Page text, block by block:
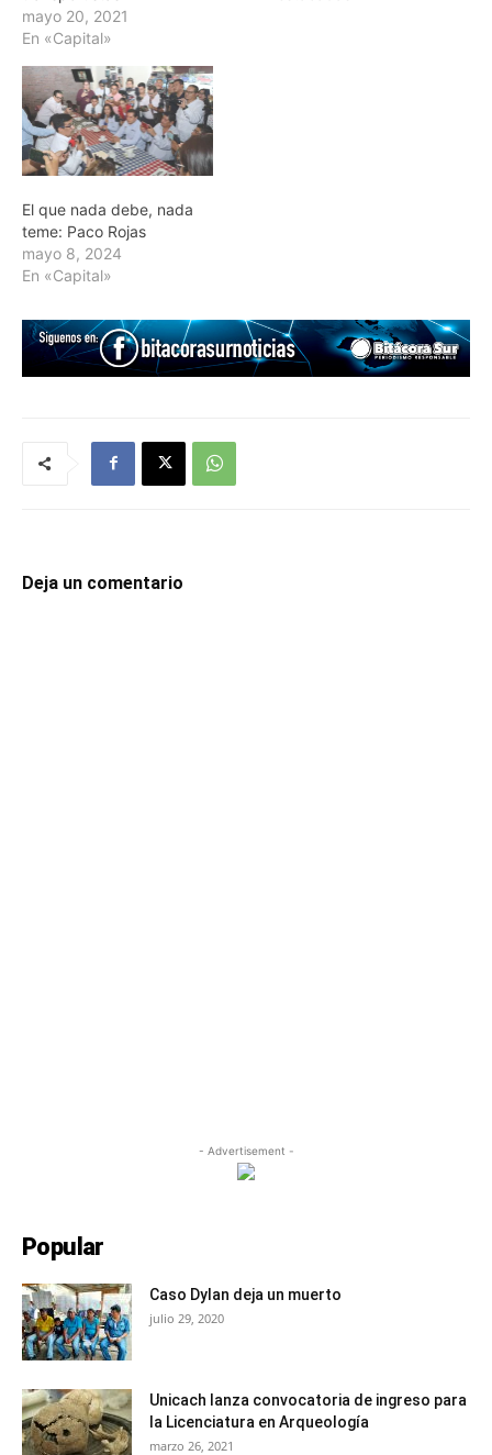
mayo 20, 2021
En «Capital»
El que nada debe, nada
teme: Paco Rojas
mayo 8, 2024
En «Capital»
Deja un comentario
- Advertisement -
Popular
Caso Dylan deja un muerto
julio 29, 2020
Unicach lanza convocatoria de ingreso para
la Licenciatura en Arqueología
marzo 26, 2021